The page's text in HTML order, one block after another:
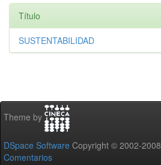
Título
SUSTENTABILIDAD
Theme by
DSpace Software Copyright © 2002-2008
Comentarios